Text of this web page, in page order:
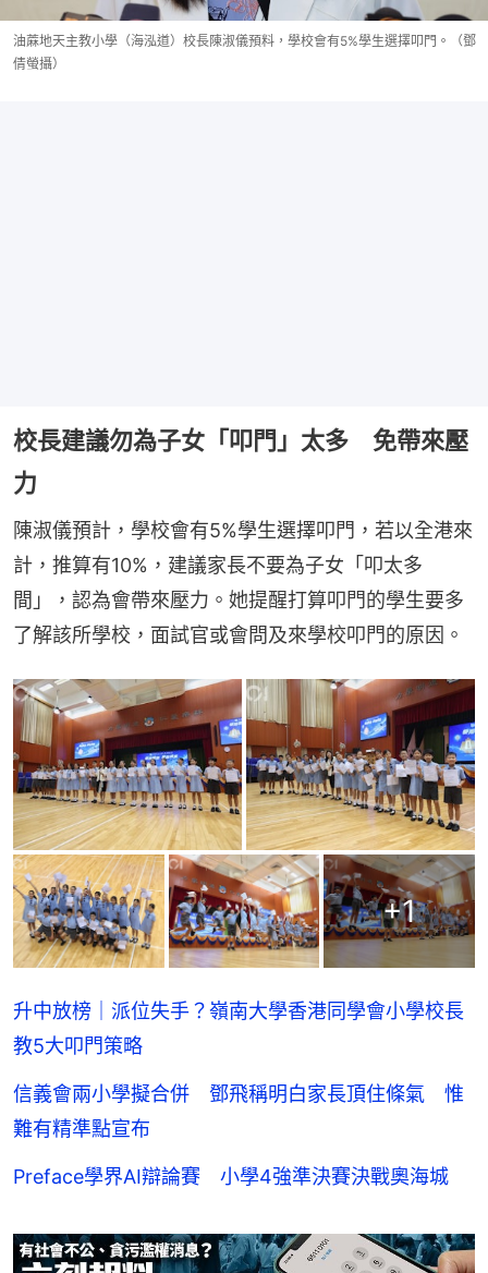
油蔴地天主教小學（海泓道）校長陳淑儀預料，學校會有5%學生選擇叩門。（鄧
倩螢攝）
校長建議勿為子女「叩門」太多 免帶來壓
力
陳淑儀預計，學校會有5%學生選擇叩門，若以全港來
計，推算有10%，建議家長不要為子女「叩太多
間」，認為會帶來壓力。她提醒打算叩門的學生要多
了解該所學校，面試官或會問及來學校叩門的原因。
+1
升中放榜｜派位失手？嶺南大學香港同學會小學校長
教5大叩門策略
信義會兩小學擬合併 鄧飛稱明白家長頂住條氣 惟
難有精準點宣布
Preface學界AI辯論賽 小學4強準決賽決戰奧海城